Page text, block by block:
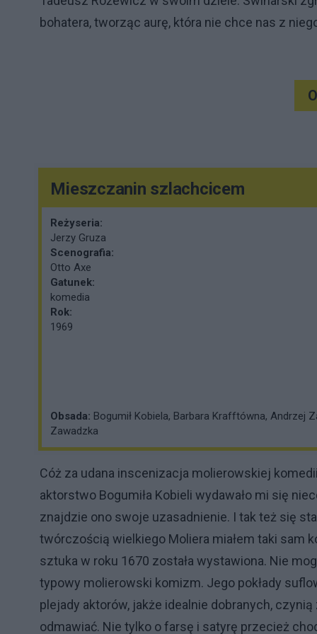
bohatera, tworząc aurę, która nie chce nas z
Mieszczanin szlachcicem
Reżyseria:
Jerzy Gruza
Scenografia:
Otto Axe
Gatunek:
komedia
Rok:
1969
Obsada: Bogumił Kobiela, Barbara Krafftówna, Andrzej
Zawadzka
Cóż za udana inscenizacja molierowskiej
aktorstwo Bogumiła Kobieli wydawało mi się
znajdzie ono swoje uzasadnienie. I tak też się
twórczością wielkiego Moliera miałem taki sam
sztuka w roku 1670 została wystawiona. Nie
typowy molierowski komizm. Jego pokłady
plejady aktorów, jakże idealnie dobranych,
odmawiać. Nie tylko o farsę i satyrę przecież